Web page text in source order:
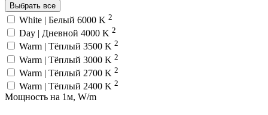
Выбрать все
White | Белый 6000 K 2
Day | Дневной 4000 K 2
Warm | Тёплый 3500 K 2
Warm | Тёплый 3000 K 2
Warm | Тёплый 2700 K 2
Warm | Тёплый 2400 K 2
Мощность на 1м, W/m